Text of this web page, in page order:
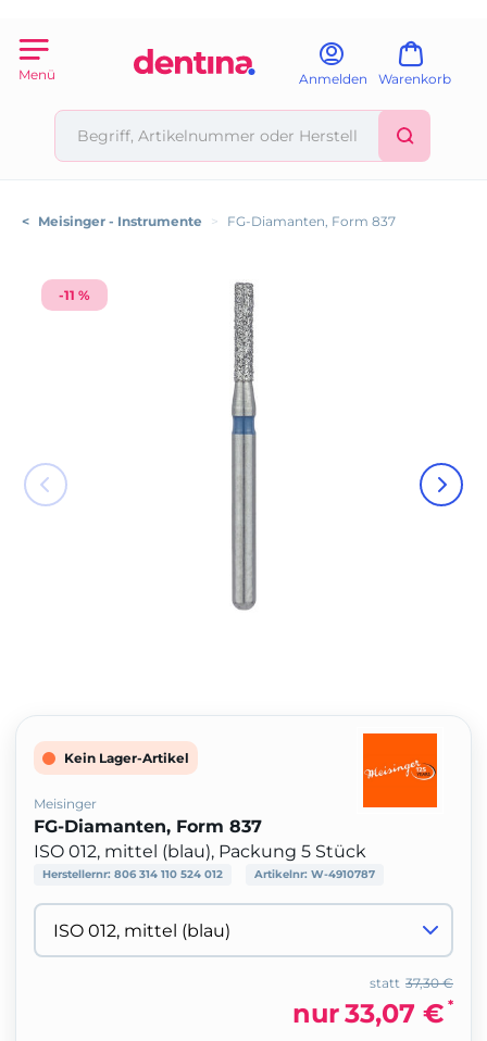
Menü Anmelden Warenkorb
< Meisinger - Instrumente > FG-Diamanten, Form 837
-11 %
Kein Lager-Artikel
Meisinger
FG-Diamanten, Form 837
ISO 012, mittel (blau), Packung 5 Stück
Herstellernr: 806 314 110 524 012 Artikelnr: W-4910787
37,30 €
statt
nur33,07 € *